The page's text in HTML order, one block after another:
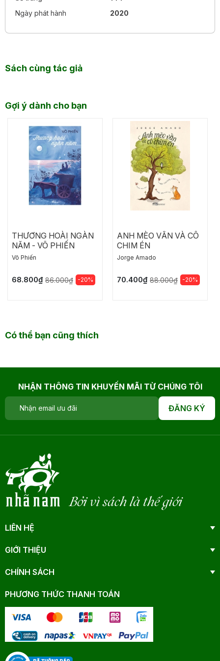
Phát triển kỹ năng tư duy bậc cao.
Thực hành tư duy liên môn (khoa học, toán học,
EM HÃY TỰ LUYỆN TẬP TẠI NHÀ VÀ TRỞ THÀNH NGƯỜI
Ngày phát hành
2020
Sách cùng tác giả
Gợi ý dành cho bạn
THƯƠNG HOÀI NGÀN
NĂM - VÕ PHIẾN
Võ Phiến
68.800₫ 86.000₫ -20%
ANH MÈO VẰN VÀ CÔ
CHIM ÉN
Jorge Amado
70.400₫ 88.000₫ -20%
Có thể bạn cũng thích
NHẬN THÔNG TIN KHUYẾN MÃI TỪ CHÚNG TÔI
ĐĂNG KÝ
Bởi vì sách là thế giới
LIÊN HỆ
GIỚI THIỆU
CHÍNH SÁCH
PHƯƠNG THỨC THANH TOÁN